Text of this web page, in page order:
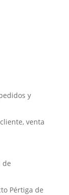
y
venta
de
Pértiga de